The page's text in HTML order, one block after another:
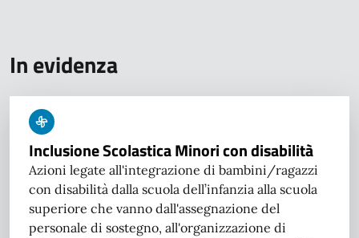
In evidenza
Inclusione Scolastica Minori con disabilità
Azioni legate all'integrazione di bambini/ragazzi
con disabilità dalla scuola dell’infanzia alla scuola
superiore che vanno dall'assegnazione del
personale di sostegno, all'organizzazione di